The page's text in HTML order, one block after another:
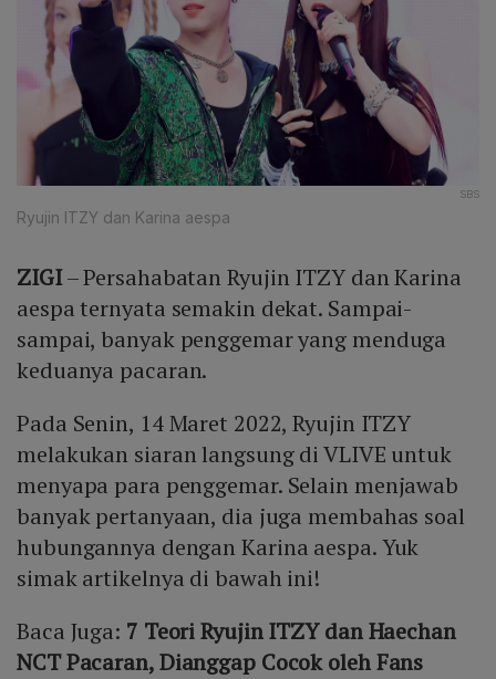
SBS
Ryujin ITZY dan Karina aespa
ZIGI– Persahabatan Ryujin ITZY dan Karina
aespa ternyata semakin dekat. Sampai-
sampai, banyak penggemar yang menduga
keduanya pacaran.
Pada Senin, 14 Maret 2022, Ryujin ITZY
melakukan siaran langsung di VLIVE untuk
menyapa para penggemar. Selain menjawab
banyak pertanyaan, dia juga membahas soal
hubungannya dengan Karina aespa. Yuk
simak artikelnya di bawah ini!
Baca Juga: 7 Teori Ryujin ITZY dan Haechan
NCT Pacaran, Dianggap Cocok oleh Fans